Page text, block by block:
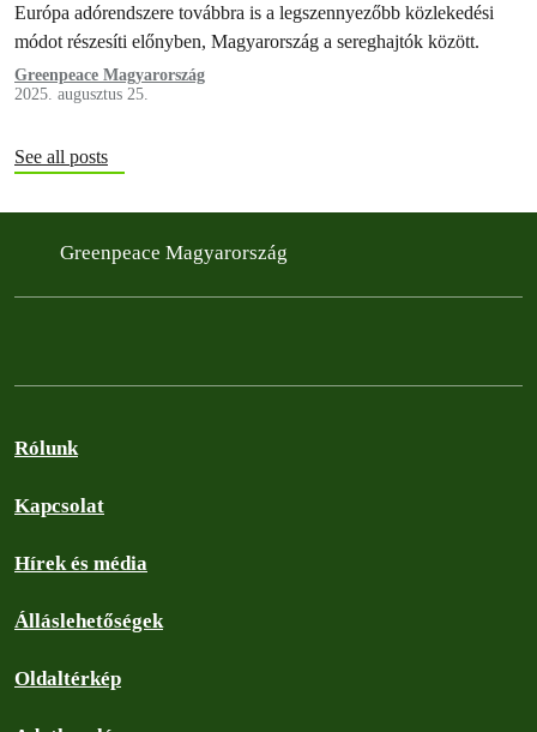
Európa adórendszere továbbra is a legszennyezőbb közlekedési
módot részesíti előnyben, Magyarország a sereghajtók között.
Greenpeace Magyarország
2025. augusztus 25.
See all posts
Greenpeace Magyarország
Rólunk
Kapcsolat
Hírek és média
Álláslehetőségek
Oldaltérkép